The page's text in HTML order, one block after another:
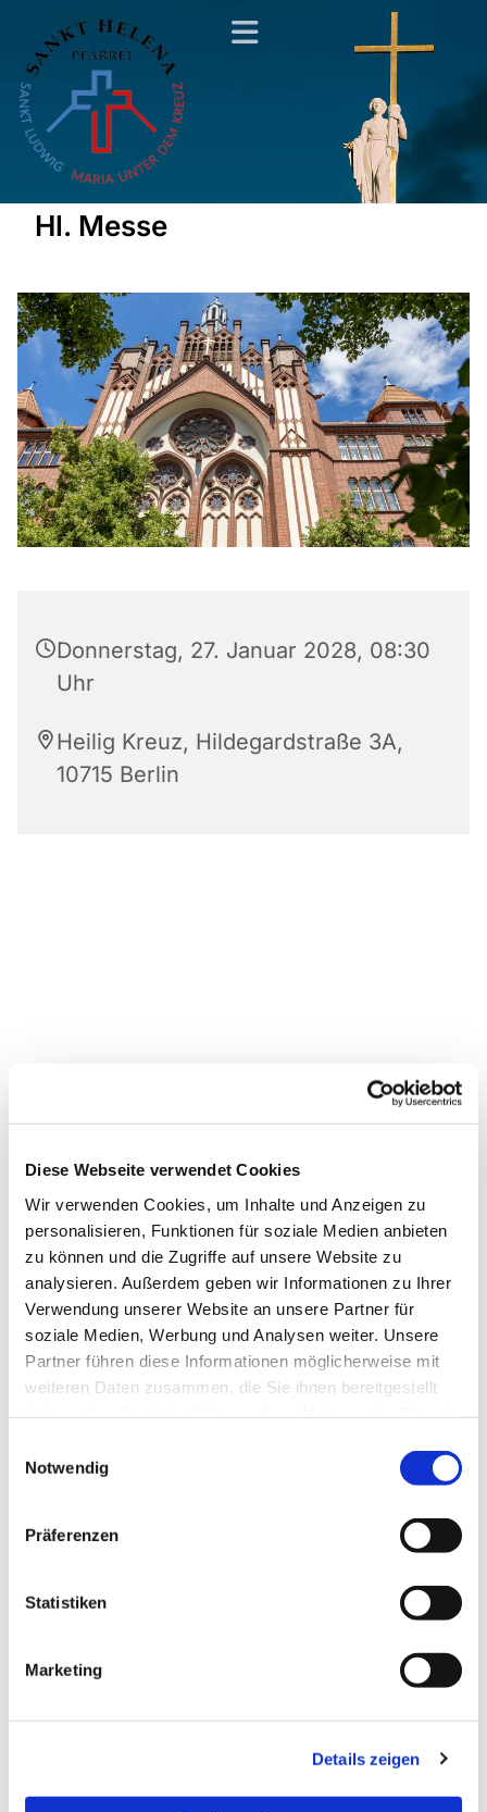
Diese Webseite verwendet Cookies
Wir verwenden Cookies, um Inhalte und Anzeigen zu
personalisieren, Funktionen für soziale Medien anbieten
zu können und die Zugriffe auf unsere Website zu
analysieren. Außerdem geben wir Informationen zu Ihrer
Verwendung unserer Website an unsere Partner für
soziale Medien, Werbung und Analysen weiter. Unsere
Partner führen diese Informationen möglicherweise mit
weiteren Daten zusammen, die Sie ihnen bereitgestellt
Notwendig
Präferenzen
Statistiken
Marketing
Details zeigen
Hl. Messe
Donnerstag, 27. Januar 2028, 08:30
Uhr
Heilig Kreuz, Hildegardstraße 3A,
10715 Berlin
Dies könnte Sie auch
interessieren